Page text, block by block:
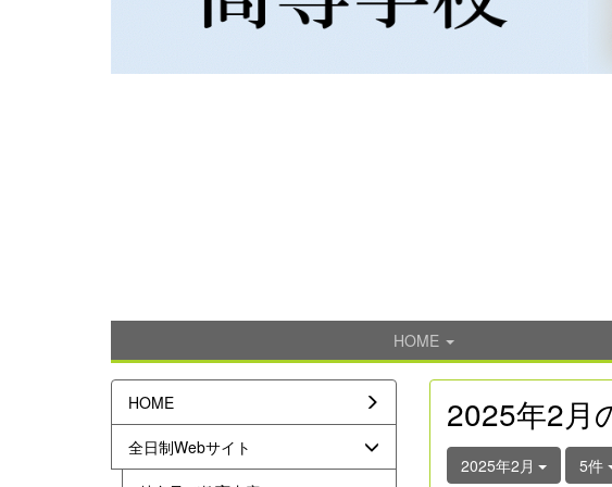
HOME
2025年2月
2025年2月 5件
HOME
全日制Webサイト